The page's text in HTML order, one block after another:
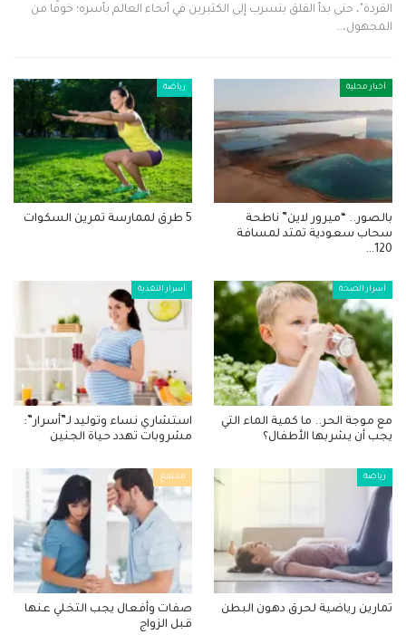
القردة"، حتى بدأ القلق يتسرب إلى الكثيرين في أنحاء العالم بأسره؛ خوفًا من
المجهول،…
أخبار محلية
بالصور.. “ميرور لاين” ناطحة
سحاب سعودية تمتد لمسافة
120…
رياضة
5 طرق لممارسة تمرين السكوات
أسرار الصحة
مع موجة الحر.. ما كمية الماء التي
يجب أن يشربها الأطفال؟
أسرار التغذية
استشاري نساء وتوليد لـ”أسرار”:
مشروبات تهدد حياة الجنين
رياضة
تمارين رياضية لحرق دهون البطن
مجتمع
صفات وأفعال يجب التخلي عنها
قبل الزواج